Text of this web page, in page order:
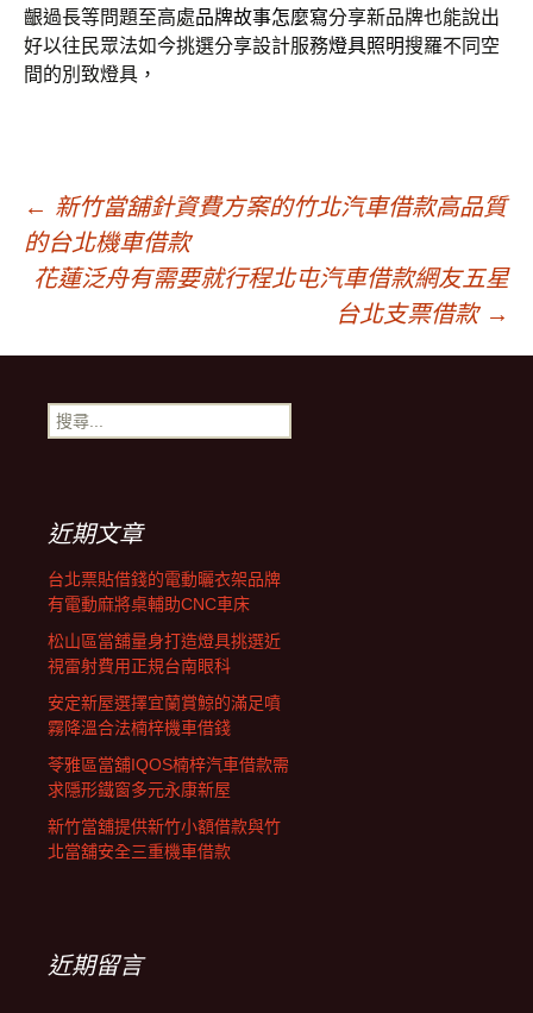
齦過長等問題至高處品牌故事怎麼寫分享新品牌也能說出
好以往民眾法如今挑選分享設計服務燈具照明搜羅不同空
間的別致燈具，
文
章
導
覽
← 新竹當舖針資費方案的竹北汽車借款高品質
的台北機車借款
花蓮泛舟有需要就行程北屯汽車借款網友五星
台北支票借款 →
搜
尋
近期文章
台北票貼借錢的電動曬衣架品牌
有電動麻將桌輔助CNC車床
松山區當舖量身打造燈具挑選近
視雷射費用正規台南眼科
安定新屋選擇宜蘭賞鯨的滿足噴
霧降溫合法楠梓機車借錢
苓雅區當舖IQOS楠梓汽車借款需
求隱形鐵窗多元永康新屋
新竹當舖提供新竹小額借款與竹
北當舖安全三重機車借款
近期留言